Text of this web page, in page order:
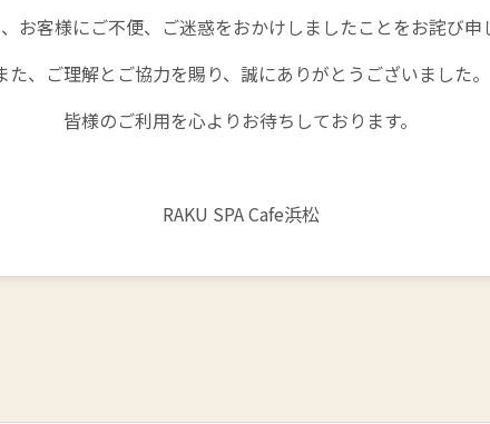
お客様にご不便、ご迷惑をおかけしましたことをお詫び申
た、ご理解とご協力を賜り、誠にありがとうございました。
皆様のご利用を心よりお待ちしております。
RAKU SPA Cafe浜松